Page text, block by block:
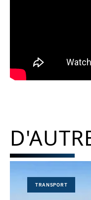
TRANSPORT